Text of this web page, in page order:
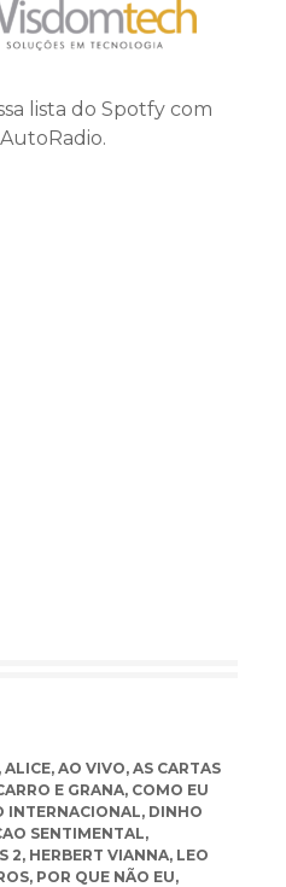
lista do Spotfy com
, ALICE, AO VIVO, AS CARTAS
E GRANA, COMO EU
INTERNACIONAL, DINHO
SENTIMENTAL,
2, HERBERT VIANNA, LEO
, POR QUE NÃO EU,